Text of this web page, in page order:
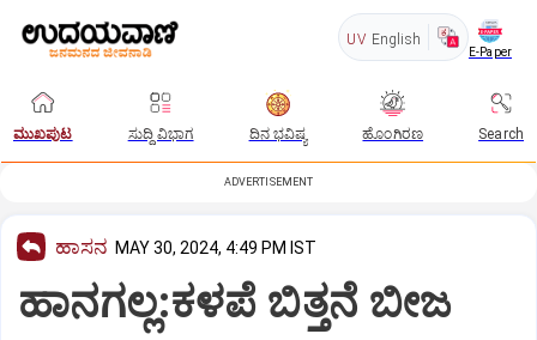
UV English
E-Paper
ಮುಖಪುಟ ಸುದ್ದಿ ವಿಭಾಗ ದಿನ ಭವಿಷ್ಯ ಹೊಂಗಿರಣ Search
ADVERTISEMENT
ಹಾಸನ MAY 30, 2024, 4:49 PM IST
ಹಾನಗಲ್ಲ:ಕಳಪೆ ಬಿತ್ತನೆ ಬೀಜ